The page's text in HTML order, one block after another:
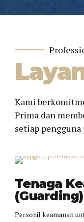
Kami
Prima dan
setiap pengguna
Tenaga
(Guarding)
Personil keamanan